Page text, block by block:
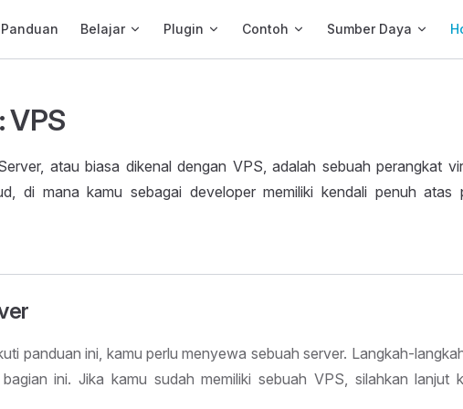
Panduan Belajar Plugin Contoh Sumber Daya
VPS
atau biasa dikenal dengan VPS, adalah sebuah perangkat
di mana kamu sebagai developer memiliki kendali penuh atas
panduan ini, kamu perlu menyewa sebuah server. Langkah-
ini. Jika kamu sudah memiliki sebuah VPS, silahkan lanjut